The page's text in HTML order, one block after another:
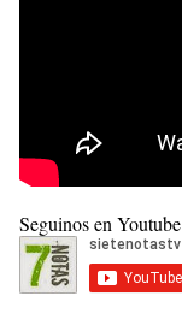
Seguinos en Youtube